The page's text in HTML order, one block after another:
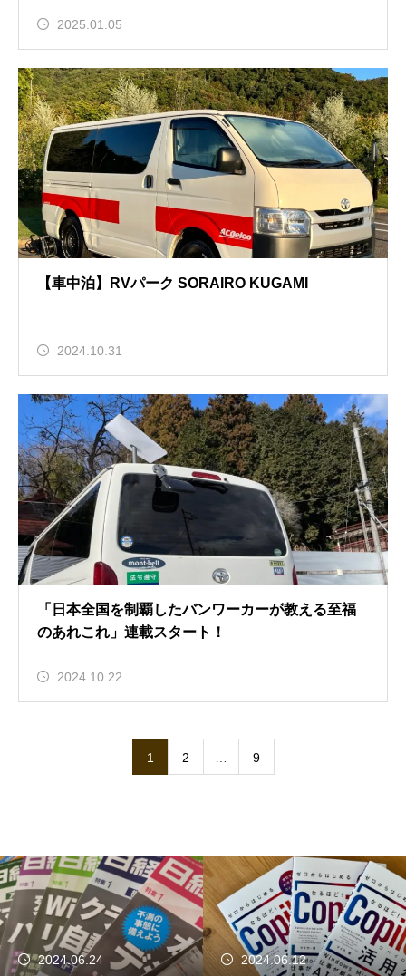
2025.01.05
【車中泊】RVパーク SORAIRO KUGAMI
2024.10.31
「日本全国を制覇したバンワーカーが教える至福
のあれこれ」連載スタート！
2024.10.22
1 2 9
2024.06.24 2024.06.12